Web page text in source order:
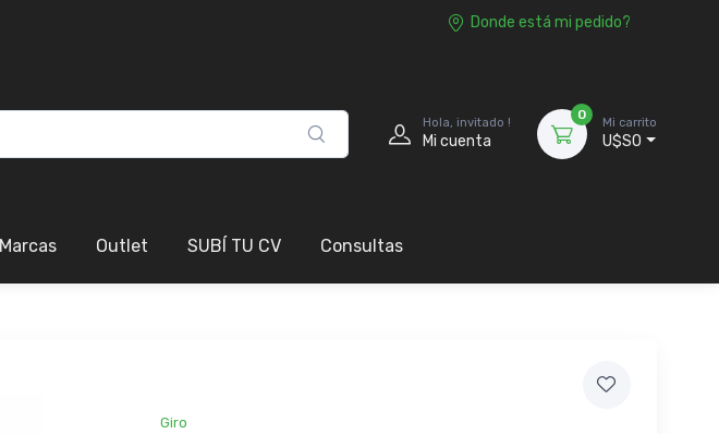
Donde está mi pedido?
Hola, invitado !
Mi cuenta
0
Mi carrito
U$S0
Marcas Outlet SUBÍ TU CV Consultas
Giro